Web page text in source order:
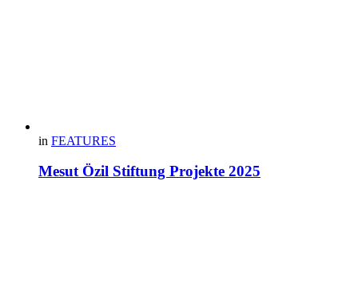
in FEATURES
Mesut Özil Stiftung Projekte 2025